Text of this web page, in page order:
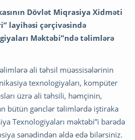
Dövlət Miqrasiya Xidməti
layihəsi çərçivəsində
Məktəbi”ndə təlimlərə
ali təhsil müəssisələrinin
texnologiyaları, kompüter
üzrə ali təhsili, həmçinin,
bütün gənclər təlimlərdə iştiraka
Texnologiyaları məktəbi”i barədə
sənədindən əldə edə bilərsiniz.